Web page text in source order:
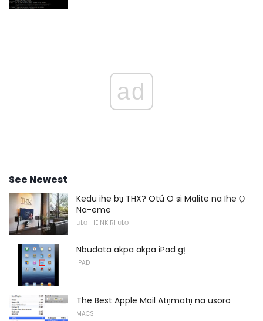
ad
See Newest
Kedu ihe bụ THX? Otú O si Malite na Ihe Ọ
Na-eme
ỤLỌ IHE NKIRI ỤLỌ
Nbudata akpa akpa iPad gị
IPAD
The Best Apple Mail Atụmatụ na usoro
MACS